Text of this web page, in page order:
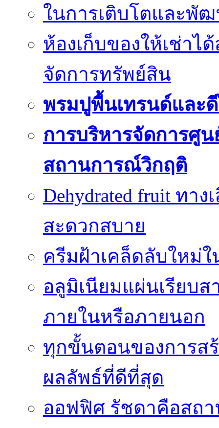
ในการเติบโตและพั
ห้องเก็บของให้เช่า
จัดการทรัพย์สิน
พรมปูพื้นเทรนด์และ
การบริหารจัดการศู
สถานการณ์วิกฤติ
Dehydrated fruit ท
สะดวกสบาย
ครีมฝ้าเคล็ดลับใหม่
อลูมิเนียมแผ่นเรียบส
ภายในหรือภายนอก
ทุกขั้นตอนของการส
ผลลัพธ์ที่ดีที่สุด
ออฟฟิศ รัชดาคือสถ